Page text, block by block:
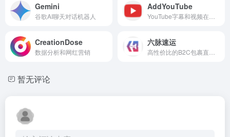
Gemini
谷歌AI聊天对话机器人
​AddYouTube
CreationDose
数据分析和网红营销
六脉速运
暂无评论